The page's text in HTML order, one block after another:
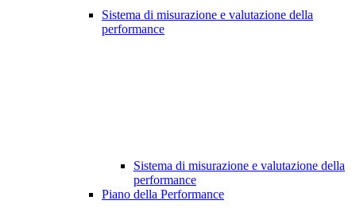
Sistema di misurazione e valutazione della
performance
Sistema di misurazione e valutazione della
performance
Piano della Performance